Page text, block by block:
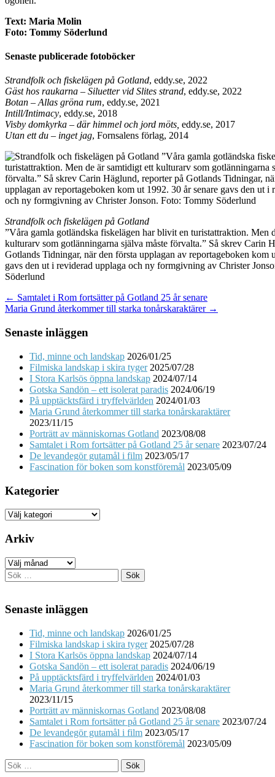
Text: Maria Molin
Foto: Tommy Söderlund
Senaste publicerade fotoböcker
Strandfolk och fiskelägen på Gotland, eddy.se, 2022
Gäst hos raukarna – Siluetter vid Slites strand, eddy.se, 2022
Botan – Allas gröna rum, eddy.se, 2021
Intill/Intimacy, eddy.se, 2018
Visby domkyrka – där himmel och jord möts, eddy.se, 2017
Utan ett du – inget jag, Fornsalens förlag, 2014
Strandfolk och fiskelägen på Gotland
”Våra gamla gotländska fiskelägen har blivit en turistattraktion. Men
kulturarv som gotlänningarna själva måste förvalta.” Så skrev Carin
Gotlands Tidningar, när den första upplagan av reportageboken kom
gavs den ut i reviderad upplaga och ny formgivning av Christer
Söderlund
Post
navigation
← Samtalet i Rom fortsätter på Gotland 25 år senare
Maria Grund återkommer till starka tonårskaraktärer →
Senaste inläggen
Tid, minne och landskap 2026/01/25
Filmiska landskap i skira tyger 2025/07/28
I Stora Karlsös öppna landskap 2024/07/14
Gotska Sandön – ett isolerat paradis 2024/06/19
På upptäcktsfärd i tryffelvärlden 2024/01/03
Maria Grund återkommer till starka tonårskaraktärer
2023/11/15
Porträtt av människornas Gotland 2023/08/08
Samtalet i Rom fortsätter på Gotland 25 år senare 2023/07/24
De levandegör gutamål i film 2023/05/17
Fascination för boken som konstföremål 2023/05/09
Kategorier
Kategorier
Arkiv
Arkiv
Sök
efter:
Senaste inläggen
Tid, minne och landskap 2026/01/25
Filmiska landskap i skira tyger 2025/07/28
I Stora Karlsös öppna landskap 2024/07/14
Gotska Sandön – ett isolerat paradis 2024/06/19
På upptäcktsfärd i tryffelvärlden 2024/01/03
Maria Grund återkommer till starka tonårskaraktärer
2023/11/15
Porträtt av människornas Gotland 2023/08/08
Samtalet i Rom fortsätter på Gotland 25 år senare 2023/07/24
De levandegör gutamål i film 2023/05/17
Fascination för boken som konstföremål 2023/05/09
Sök
efter: